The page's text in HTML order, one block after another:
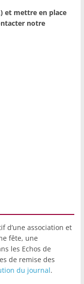
et mettre en place
notre
d’une association et
fête, une
les Echos de
de remise des
du journal.